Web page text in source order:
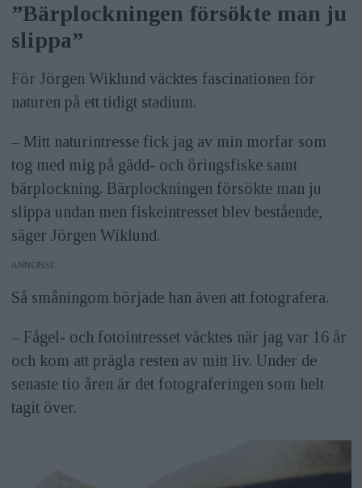
”Bärplockningen försökte man ju
slippa”
För Jörgen Wiklund väcktes fascinationen för
naturen på ett tidigt stadium.
– Mitt naturintresse fick jag av min morfar som
tog med mig på gädd- och öringsfiske samt
bärplockning. Bärplockningen försökte man ju
slippa undan men fiskeintresset blev bestående,
säger Jörgen Wiklund.
ANNONS
Så småningom började han även att fotografera.
– Fågel- och fotointresset väcktes när jag var 16 år
och kom att prägla resten av mitt liv. Under de
senaste tio åren är det fotograferingen som helt
tagit över.